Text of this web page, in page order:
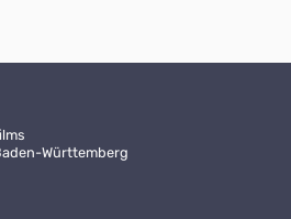
Württemberg